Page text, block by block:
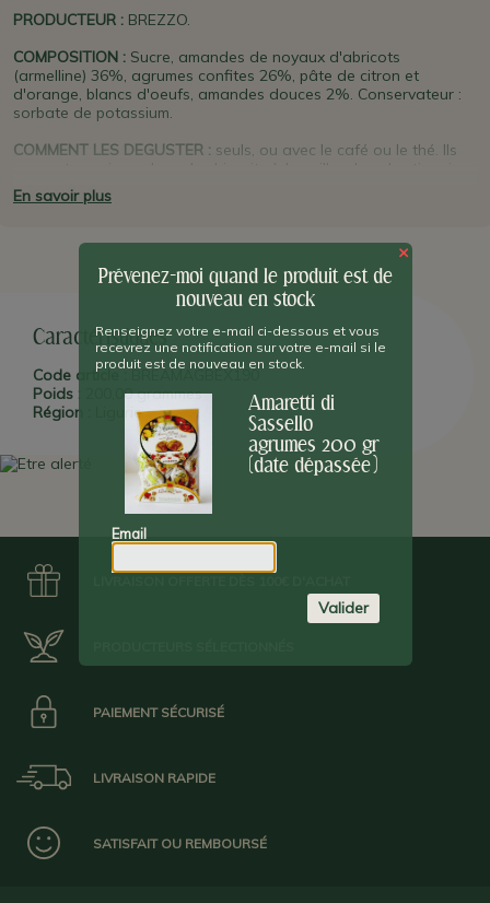
PRODUCTEUR : BREZZO.
COMPOSITION : Sucre, amandes de noyaux d'abricots
(armelline) 36%, agrumes confites 26%, pâte de citron et
d'orange, blancs d'oeufs, amandes douces 2%. Conservateur :
sorbate de potassium.
COMMENT LES DEGUSTER : seuls, ou avec le café ou le thé. Ils
peuvent aussi remplacer les biscuits à la cuiller dans les tiramisu
ou entremets. Les italiens adorent les amaretti trempés dans du
vin rouge, du vin doux ou dans une liqueur.
PLUS D'INFO :En croquant ces biscuits tendres se fait jour une
explosion d'arômes d'amandes et d'agrumes. Leur goût est
irrésistible et ces biscuits sont parmi nos "best-sellers".
Date Limite d'Utilisation Optimale : 20/10/24
En savoir plus
Caractéristiques
Code article : BREAMAGBEX190
Poids :
200,00 grammes
Région :
Ligurie
PAIEMENT SÉCURISÉ
LIVRAISON RAPIDE
SATISFAIT OU REMBOURSÉ
×
Prévenez-moi quand le produit est de
nouveau en stock
Renseignez votre e-mail ci-dessous et vous
recevrez une notification sur votre e-mail si le
produit est de nouveau en stock.
Amaretti di
Sassello
agrumes 200 gr
(date dépassée)
Email
Valider